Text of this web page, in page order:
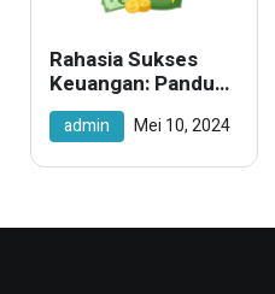
Rahasia Sukses
Keuangan: Panduan
Praktis Menabung
dengan Cerdas dan
admin Mei 10, 2024